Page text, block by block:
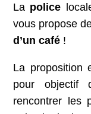
La police
vous propose
d’un café !
La proposition
pour objectif
rencontrer les